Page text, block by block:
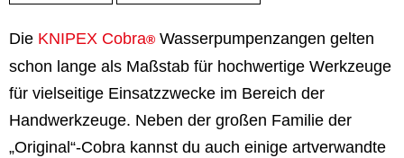
Die KNIPEX Cobra® Wasserpumpenzangen gelten
schon lange als Maßstab für hochwertige Werkzeuge
für vielseitige Einsatzzwecke im Bereich der
Handwerkzeuge. Neben der großen Familie der
„Original“-Cobra kannst du auch einige artverwandte